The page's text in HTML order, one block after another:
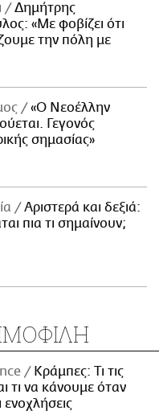
Δημήτρης
«Με φοβίζει ότι
την πόλη με
«Ο Νεοέλλην
Γεγονός
σημασίας»
Αριστερά και δεξιά:
πια τι σημαίνουν;
Κράμπες: Τι τις
τι να κάνουμε όταν
ενοχλήσεις